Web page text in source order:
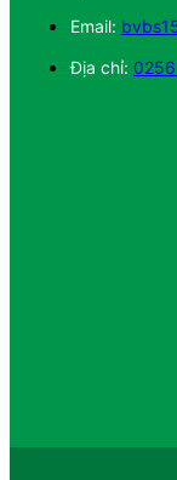
Email:
Địa chỉ: